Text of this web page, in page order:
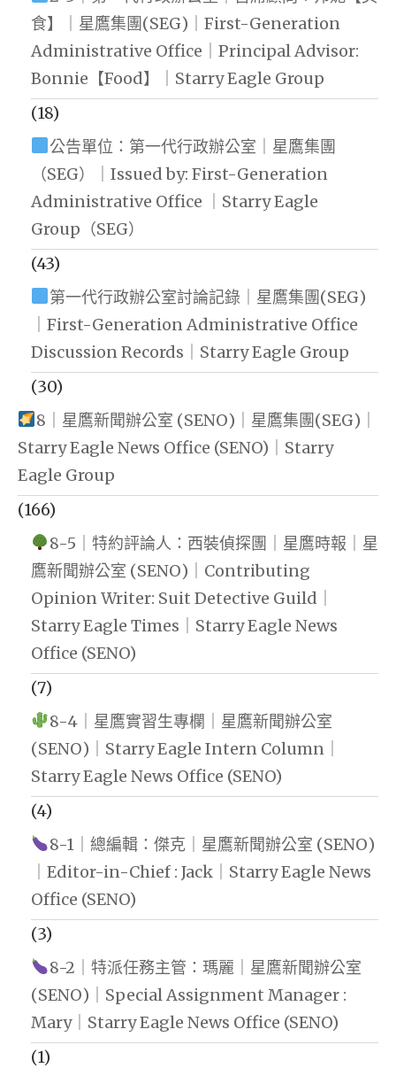
食】｜星鷹集團(SEG)｜First-Generation
Administrative Office｜Principal Advisor:
Bonnie【Food】｜Starry Eagle Group
(18)
公告單位：第一代行政辦公室｜星鷹集團
（SEG）｜Issued by: First-Generation
Administrative Office ｜Starry Eagle
Group（SEG）
(43)
第一代行政辦公室討論記錄｜星鷹集團(SEG)
｜First-Generation Administrative Office
Discussion Records｜Starry Eagle Group
(30)
8｜星鷹新聞辦公室 (SENO)｜星鷹集團(SEG)｜
Starry Eagle News Office (SENO)｜Starry
Eagle Group
(166)
8-5｜特約評論人：西裝偵探團｜星鷹時報｜星
鷹新聞辦公室 (SENO)｜Contributing
Opinion Writer: Suit Detective Guild｜
Starry Eagle Times｜Starry Eagle News
Office (SENO)
(7)
8-4｜星鷹實習生專欄｜星鷹新聞辦公室
(SENO)｜Starry Eagle Intern Column｜
Starry Eagle News Office (SENO)
(4)
8-1｜總編輯：傑克｜星鷹新聞辦公室 (SENO)
｜Editor-in-Chief : Jack｜Starry Eagle News
Office (SENO)
(3)
8-2｜特派任務主管：瑪麗｜星鷹新聞辦公室
(SENO)｜Special Assignment Manager :
Mary｜Starry Eagle News Office (SENO)
(1)